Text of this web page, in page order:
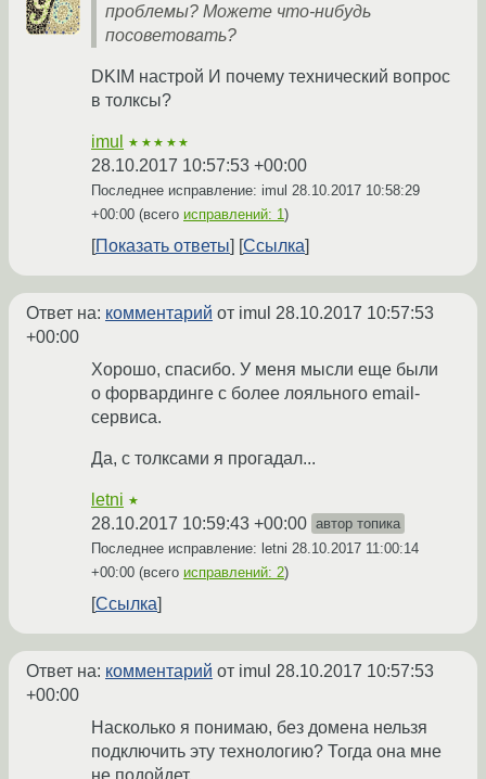
проблемы? Можете что-нибудь
посоветовать?
DKIM настрой И почему технический вопрос
в толксы?
imul ★★★★★
28.10.2017 10:57:53 +00:00
Последнее исправление: imul 28.10.2017 10:58:29
+00:00 (всего исправлений: 1)
Показать ответы Ссылка
Ответ на: комментарий от imul 28.10.2017 10:57:53
+00:00
Хорошо, спасибо. У меня мысли еще были
о форвардинге с более лояльного email-
сервиса.
Да, с толксами я прогадал...
letni ★
28.10.2017 10:59:43 +00:00 автор топика
Последнее исправление: letni 28.10.2017 11:00:14
+00:00 (всего исправлений: 2)
Ссылка
Ответ на: комментарий от imul 28.10.2017 10:57:53
+00:00
Насколько я понимаю, без домена нельзя
подключить эту технологию? Тогда она мне